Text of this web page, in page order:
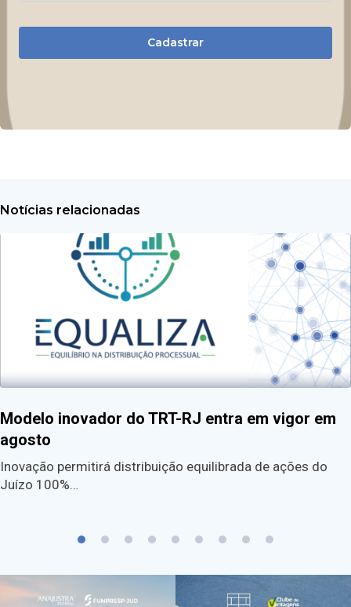
Cadastrar
Notícias relacionadas
Modelo inovador do TRT-RJ entra em vigor em
agosto
Inovação permitirá distribuição equilibrada de ações do
Juízo 100%…